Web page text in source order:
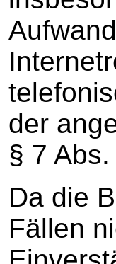
der
§ 7
Da die
Fällen